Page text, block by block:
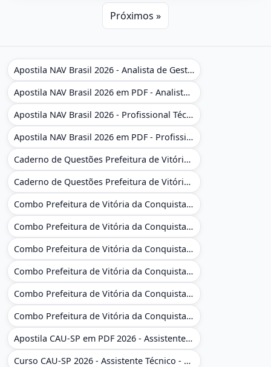
Próximos »
Apostila NAV Brasil 2026 - Analista de Gestão
Apostila NAV Brasil 2026 em PDF - Analista de Gestão
Apostila NAV Brasil 2026 - Profissional Técnico de Navegação Aérea - Operador de Torre de Controle
Apostila NAV Brasil 2026 em PDF - Profissional Técnico de Navegação Aérea - Operador de Torre de Controle
Caderno de Questões Prefeitura de Vitória da Conquista - BA - Conhecimentos Gerais - 450 Questões Gabaritadas
Caderno de Questões Prefeitura de Vitória da Conquista em PDF - BA - Conhecimentos Gerais - 450 Questões Gabaritadas
Combo Prefeitura de Vitória da Conquista - BA 2026 - Monitor Escolar (Educação Infantil e Cobertura das AC'S)
Combo Prefeitura de Vitória da Conquista - BA 2026 - Monitor Escolar (Educação Infantil e Cobertura das AC'S)
Combo Prefeitura de Vitória da Conquista - BA 2026 - Monitor Escolar (Suporte às Crianças com Deficiência)
Combo Prefeitura de Vitória da Conquista - BA 2026 - Monitor Escolar (Suporte às Crianças com Deficiência)
Combo Prefeitura de Vitória da Conquista - BA 2026 - Pedagogo - Zona Urbana e/ou Rural
Combo Prefeitura de Vitória da Conquista - BA 2026 - Pedagogo - Zona Urbana e/ou Rural
Apostila CAU-SP em PDF 2026 - Assistente Técnico - Administrativo
Curso CAU-SP 2026 - Assistente Técnico - Administrativo e Administrativo Regional